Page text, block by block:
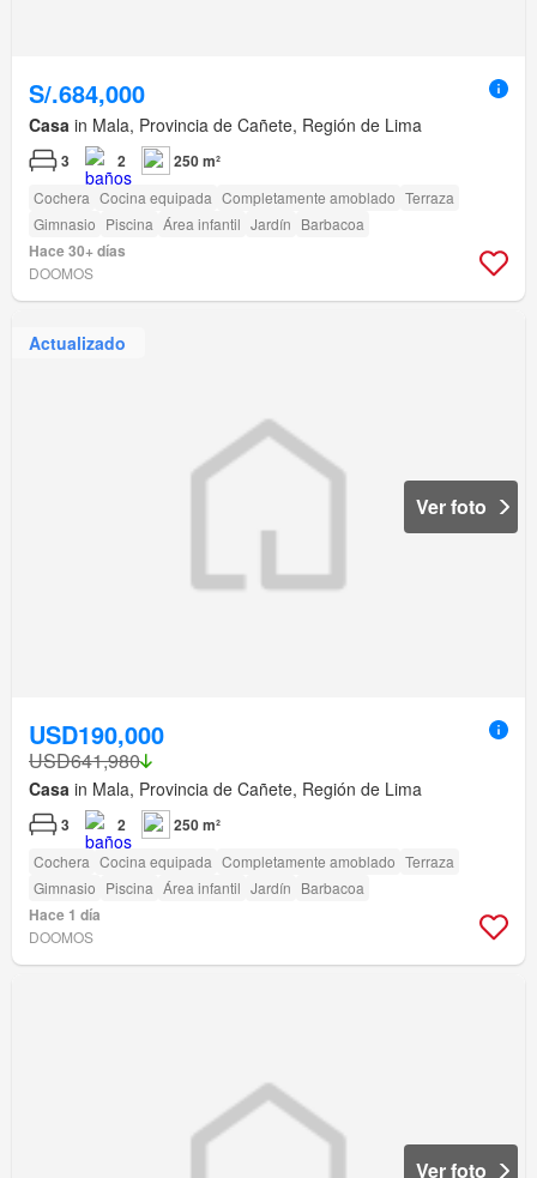
S/.684,000
Casa in Mala, Provincia de Cañete, Región de Lima
3 2 250 m²
Cochera Cocina equipada Completamente amoblado Terraza
Gimnasio Piscina Área infantil Jardín Barbacoa
Hace 30+ días
DOOMOS
Actualizado
Ver foto
USD190,000
USD641,980
Casa in Mala, Provincia de Cañete, Región de Lima
3 2 250 m²
Cochera Cocina equipada Completamente amoblado Terraza
Gimnasio Piscina Área infantil Jardín Barbacoa
Hace 1 día
DOOMOS
Ver foto